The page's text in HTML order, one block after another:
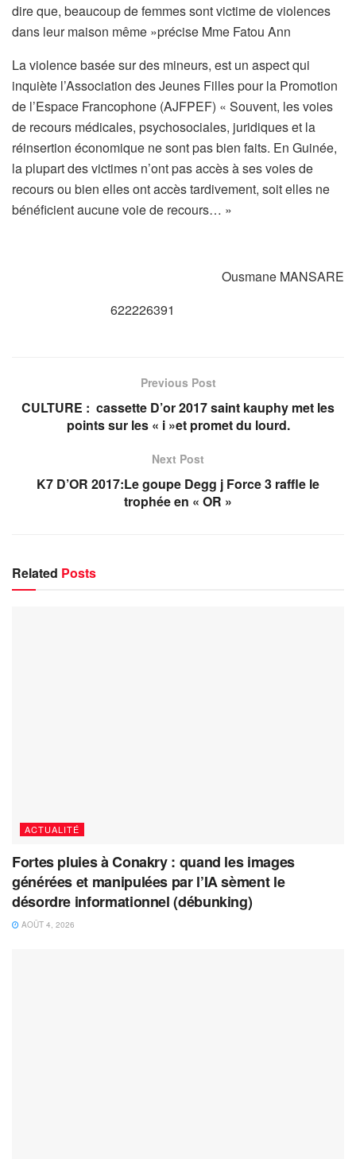
dire que, beaucoup de femmes sont victime de violences
dans leur maison même »précise Mme Fatou Ann
La violence basée sur des mineurs, est un aspect qui
inquiète l’Association des Jeunes Filles pour la Promotion
de l’Espace Francophone (AJFPEF) « Souvent, les voies
de recours médicales, psychosociales, juridiques et la
réinsertion économique ne sont pas bien faits. En Guinée,
la plupart des victimes n’ont pas accès à ses voies de
recours ou bien elles ont accès tardivement, soit elles ne
bénéficient aucune voie de recours… »
Ousmane MANSARE
622226391
Previous Post
CULTURE : cassette D’or 2017 saint kauphy met les
points sur les « i »et promet du lourd.
Next Post
K7 D’OR 2017:Le goupe Degg j Force 3 raffle le
trophée en « OR »
Related Posts
ACTUALITÉ
Fortes pluies à Conakry : quand les images
générées et manipulées par l’IA sèment le
désordre informationnel (débunking)
AOÛT 4, 2026